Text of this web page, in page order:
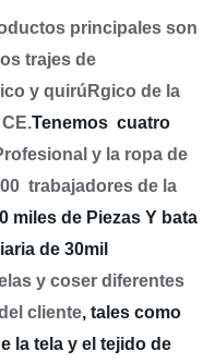
principales son
trajes de
y quirúRgico de la
.Tenemos cuatro
y la ropa de
trabajadores de la
miles de Piezas Y bata
de 30mil
y coser diferentes
cliente, tales como
la tela y el tejido de